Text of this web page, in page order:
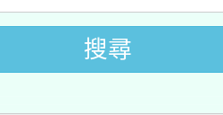
擴大為「滿6
眾」措施，延
搜尋